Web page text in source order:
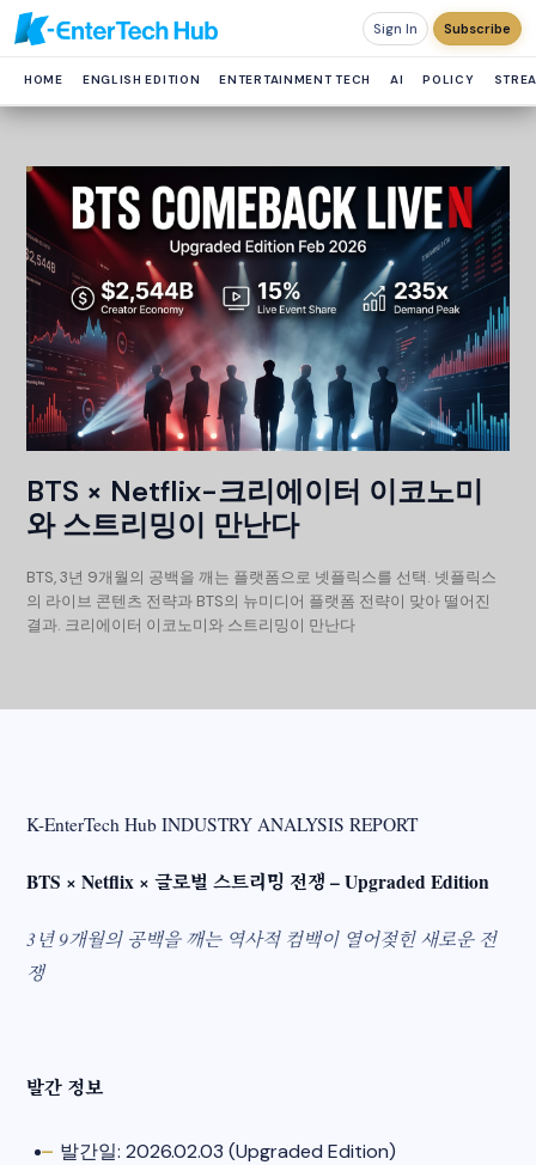
Sign In Subscribe
HOME ENGLISH EDITION ENTERTAINMENT TECH AI POLICY
BTS × Netflix-크리에이터 이코노미
와 스트리밍이 만난다
BTS, 3년 9개월의 공백을 깨는 플랫폼으로 넷플릭스를 선택. 넷플릭스
의 라이브 콘텐츠 전략과 BTS의 뉴미디어 플랫폼 전략이 맞아 떨어진
결과. 크리에이터 이코노미와 스트리밍이 만난다
K-EnterTech Hub INDUSTRY ANALYSIS REPORT
BTS × Netflix × 글로벌 스트리밍 전쟁 – Upgraded Edition
3년 9개월의 공백을 깨는 역사적 컴백이 열어젖힌 새로운 전
쟁
발간 정보
발간일: 2026.02.03 (Upgraded Edition)​